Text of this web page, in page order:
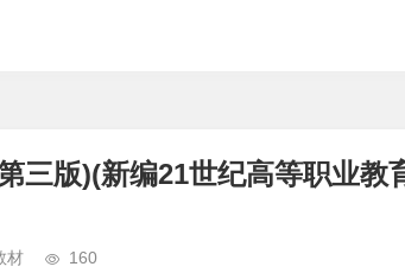
三版)(新编21世纪高等职业教
材 160